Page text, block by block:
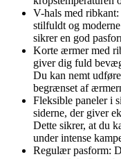
V-hals med
stilfuldt og
sikrer en god
Korte ærmer med
giver dig fuld
Du kan nemt
begrænset af
Fleksible paneler i
siderne, der giver
Dette sikrer, at du
under intense
Regulær pasform: